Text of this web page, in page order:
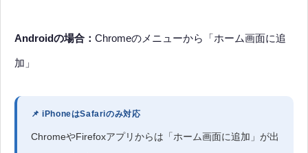
Androidの場合： Chromeのメニューから「ホーム画面に追
加」
📌 iPhoneはSafariのみ対応
ChromeやFirefoxアプリからは「ホーム画面に追加」が出